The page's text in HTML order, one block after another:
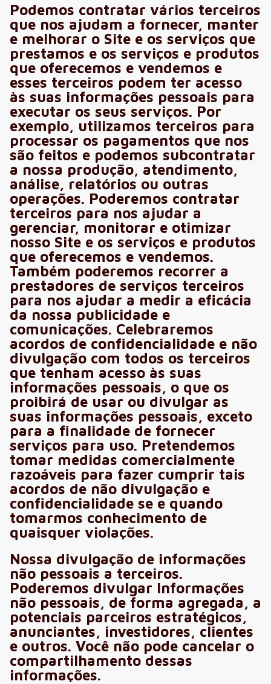
Podemos contratar vários terceiros
que nos ajudam a fornecer, manter
e melhorar o Site e os serviços que
prestamos e os serviços e produtos
que oferecemos e vendemos e
esses terceiros podem ter acesso
às suas informações pessoais para
executar os seus serviços. Por
exemplo, utilizamos terceiros para
processar os pagamentos que nos
são feitos e podemos subcontratar
a nossa produção, atendimento,
análise, relatórios ou outras
operações. Poderemos contratar
terceiros para nos ajudar a
gerenciar, monitorar e otimizar
nosso Site e os serviços e produtos
que oferecemos e vendemos.
Também poderemos recorrer a
prestadores de serviços terceiros
para nos ajudar a medir a eficácia
da nossa publicidade e
comunicações. Celebraremos
acordos de confidencialidade e não
divulgação com todos os terceiros
que tenham acesso às suas
informações pessoais, o que os
proibirá de usar ou divulgar as
suas informações pessoais, exceto
para a finalidade de fornecer
serviços para uso. Pretendemos
tomar medidas comercialmente
razoáveis para fazer cumprir tais
acordos de não divulgação e
confidencialidade se e quando
tomarmos conhecimento de
quaisquer violações.
Nossa divulgação de informações
não pessoais a terceiros.
Poderemos divulgar Informações
não pessoais, de forma agregada, a
potenciais parceiros estratégicos,
anunciantes, investidores, clientes
e outros. Você não pode cancelar o
compartilhamento dessas
informações.